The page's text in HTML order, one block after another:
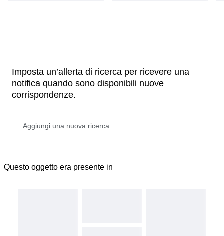
Imposta un’allerta di ricerca per ricevere una
notifica quando sono disponibili nuove
corrispondenze.
Questo oggetto era presente in